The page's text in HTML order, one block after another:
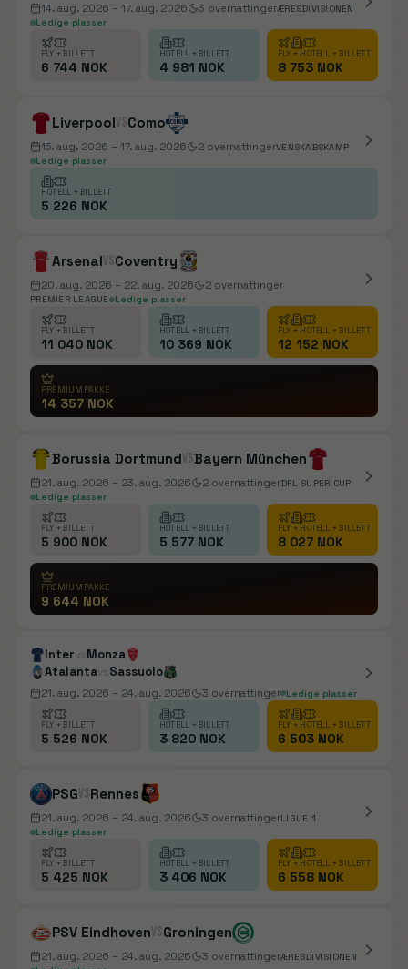
14. aug. 2026 – 17. aug. 2026 3 overnattingerÆRESDIVISIONEN
Ledige plasser
FLY + BILLETT
6 744 NOK
HOTELL + BILLETT
4 981 NOK
FLY + HOTELL + BILLETT
8 753 NOK
LiverpoolvsComo
15. aug. 2026 – 17. aug. 2026 2 overnattingerVENSKABSKAMP
Ledige plasser
HOTELL + BILLETT
5 226 NOK
ArsenalvsCoventry
20. aug. 2026 – 22. aug. 2026 2 overnattinger
PREMIER LEAGUE Ledige plasser
FLY + BILLETT
11 040 NOK
HOTELL + BILLETT
10 369 NOK
FLY + HOTELL + BILLETT
12 152 NOK
PREMIUMPAKKE
14 357 NOK
Borussia DortmundvsBayern München
21. aug. 2026 – 23. aug. 2026 2 overnattingerDFL SUPER CUP
Ledige plasser
FLY + BILLETT
5 900 NOK
HOTELL + BILLETT
5 577 NOK
FLY + HOTELL + BILLETT
8 027 NOK
PREMIUMPAKKE
9 644 NOK
Inter vs Monza
Atalantavs Sassuolo
21. aug. 2026 – 24. aug. 2026 3 overnattinger Ledige plasser
FLY + BILLETT
5 526 NOK
HOTELL + BILLETT
3 820 NOK
FLY + HOTELL + BILLETT
6 503 NOK
PSGvsRennes
21. aug. 2026 – 24. aug. 2026 3 overnattingerLIGUE 1
Ledige plasser
FLY + BILLETT
5 425 NOK
HOTELL + BILLETT
3 406 NOK
FLY + HOTELL + BILLETT
6 558 NOK
PSV EindhovenvsGroningen
21. aug. 2026 – 24. aug. 2026 3 overnattingerÆRESDIVISIONEN